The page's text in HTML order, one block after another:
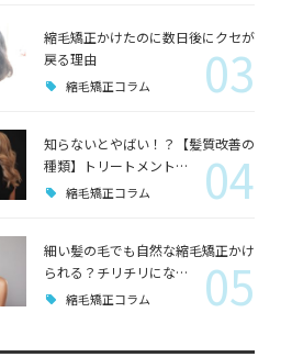
縮毛矯正かけたのに数日後にクセが
戻る理由
縮毛矯正コラム 03
知らないとやばい！？【髪質改善の
種類】トリートメント…
縮毛矯正コラム 04
細い髪の毛でも自然な縮毛矯正かけ
られる？チリチリにな…
縮毛矯正コラム 05